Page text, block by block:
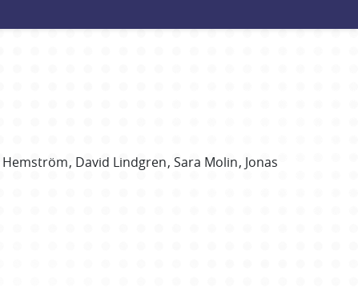
Hemström David Lindgren Sara Molin Jonas